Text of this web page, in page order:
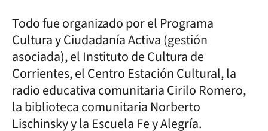
Todo fue organizado por el Programa
Cultura y Ciudadanía Activa (gestión
asociada), el Instituto de Cultura de
Corrientes, el Centro Estación Cultural, la
radio educativa comunitaria Cirilo Romero,
la biblioteca comunitaria Norberto
Lischinsky y la Escuela Fe y Alegría.